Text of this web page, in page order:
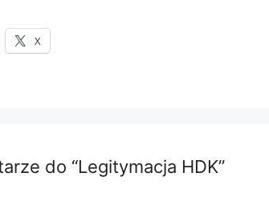
X
do “Legitymacja HDK”